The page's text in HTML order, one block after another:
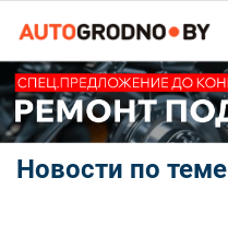
Новости по теме